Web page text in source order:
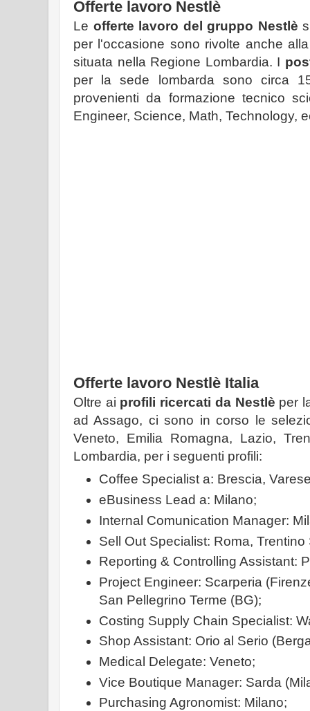
Offerte lavoro Nestlè
Le offerte lavoro del gruppo Nestlè
per l'occasione sono rivolte anche
situata nella Regione Lombardia. I
per la sede lombarda sono circa
provenienti da formazione tecnico
Engineer, Science, Math, Technology,
Offerte lavoro Nestlè Italia
Oltre ai profili ricercati da Nestlè per
ad Assago, ci sono in corso le
Veneto, Emilia Romagna, Lazio,
Lombardia, per i seguenti profili:
Coffee Specialist a: Brescia,
eBusiness Lead a: Milano;
Internal Comunication Manager:
Sell Out Specialist: Roma, Trentino
Reporting & Controlling Assistant:
Project Engineer: Scarperia
San Pellegrino Terme (BG);
Costing Supply Chain Specialist:
Shop Assistant: Orio al Serio
Medical Delegate: Veneto;
Vice Boutique Manager: Sarda
Purchasing Agronomist: Milano;